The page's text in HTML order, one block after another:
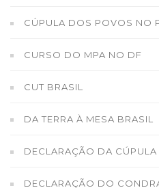
CÚPULA DOS POVOS NO
CURSO DO MPA NO DF
CUT BRASIL
DA TERRA À MESA BRASIL
DECLARAÇÃO DA
DECLARAÇÃO DO